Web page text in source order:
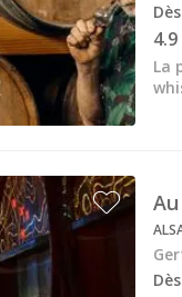
vin Beaujolais
vin
vin Bourgogne
4.9
La